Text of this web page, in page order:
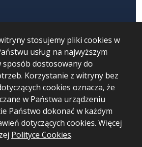
stosujemy pliki cookies w
usług na najwyższym
sposób dostosowany do
Korzystanie z witryny bez
cookies oznacza, że
w Państwa urządzeniu
Państwo dokonać w każdym
dotyczących cookies. Więcej
Polityce Cookies.
[96]